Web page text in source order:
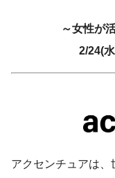
～女性が
2/24(
アクセンチュアは